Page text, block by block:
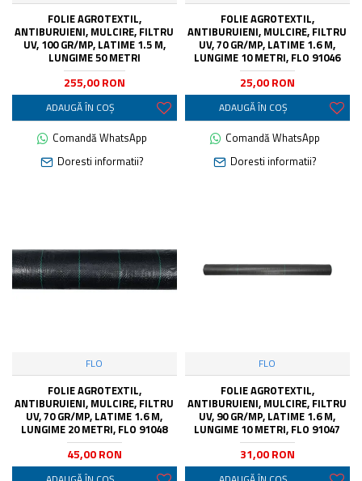
FOLIE AGROTEXTIL,
ANTIBURUIENI, MULCIRE, FILTRU
UV, 100 GR/MP, LATIME 1.5 M,
LUNGIME 50 METRI
255,00 RON
ADAUGĂ ÎN COŞ
Comandă WhatsApp
Doresti informatii?
FOLIE AGROTEXTIL,
ANTIBURUIENI, MULCIRE, FILTRU
UV, 70 GR/MP, LATIME 1.6 M,
LUNGIME 10 METRI, FLO 91046
25,00 RON
ADAUGĂ ÎN COŞ
Comandă WhatsApp
Doresti informatii?
FLO
FOLIE AGROTEXTIL,
ANTIBURUIENI, MULCIRE, FILTRU
UV, 70 GR/MP, LATIME 1.6 M,
LUNGIME 20 METRI, FLO 91048
45,00 RON
FLO
FOLIE AGROTEXTIL,
ANTIBURUIENI, MULCIRE, FILTRU
UV, 90 GR/MP, LATIME 1.6 M,
LUNGIME 10 METRI, FLO 91047
31,00 RON